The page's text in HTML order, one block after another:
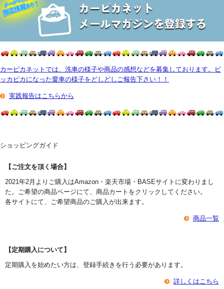
カーピカネットでは、洗車の様子や商品の感想などを募集しております。ピ
ッカピカになった愛車の様子をどしどしご報告下さい！！
実践報告はこちらから
ショッピングガイド
【ご注文を頂く場合】
2021年2月よりご購入はAmazon・楽天市場・BASEサイトに変わりまし
た。ご希望の商品ページにて、商品カートをクリックしてください。
各サイトにて、ご希望商品のご購入が出来ます。
商品一覧
【定期購入について】
定期購入を始めたい方は、登録手続きを行う必要があります。
詳しくはこちら